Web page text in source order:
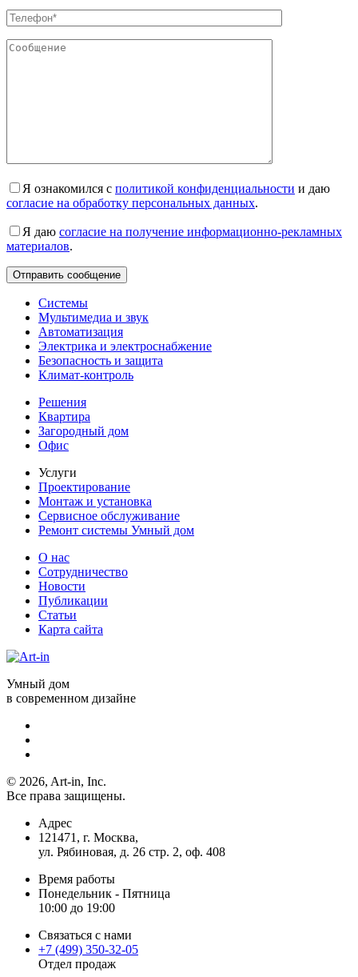
Я ознакомился с политикой конфиденциальности и даю
согласие на обработку персональных данных.
Я даю согласие на получение информационно-рекламных
материалов.
Системы
Мультимедиа и звук
Автоматизация
Электрика и электроснабжение
Безопасность и защита
Климат-контроль
Решения
Квартира
Загородный дом
Офис
Услуги
Проектирование
Монтаж и установка
Сервисное обслуживание
Ремонт системы Умный дом
О нас
Сотрудничество
Новости
Публикации
Статьи
Карта сайта
Умный дом
в современном дизайне
© 2026, Art-in, Inc.
Все права защищены.
Адрес
121471, г. Москва,
ул. Рябиновая, д. 26 стр. 2, оф. 408
Время работы
Понедельник - Пятница
10:00 до 19:00
Связаться с нами
+7 (499) 350-32-05
Отдел продаж